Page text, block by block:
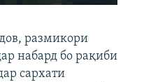
480p
360p
480p
размикори
набард бо рақиби
сархати